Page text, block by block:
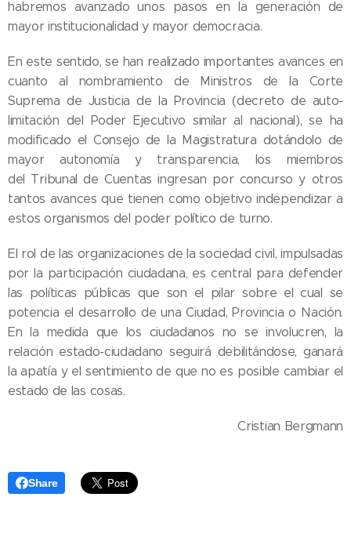
habremos avanzado unos pasos en la generación de
mayor institucionalidad y mayor democracia.
En este sentido, se han realizado importantes avances en
cuanto al nombramiento de Ministros de la Corte
Suprema de Justicia de la Provincia (decreto de auto-
limitación del Poder Ejecutivo similar al nacional), se ha
modificado el Consejo de la Magistratura dotándolo de
mayor autonomía y transparencia, los miembros
del Tribunal de Cuentas ingresan por concurso y otros
tantos avances que tienen como objetivo independizar a
estos organismos del poder político de turno.
El rol de las organizaciones de la sociedad civil, impulsadas
por la participación ciudadana, es central para defender
las políticas públicas que son el pilar sobre el cual se
potencia el desarrollo de una Ciudad, Provincia o Nación.
En la medida que los ciudadanos no se involucren, la
relación estado-ciudadano seguirá debilitándose, ganará
la apatía y el sentimiento de que no es posible cambiar el
estado de las cosas.
Cristian Bergmann
Share